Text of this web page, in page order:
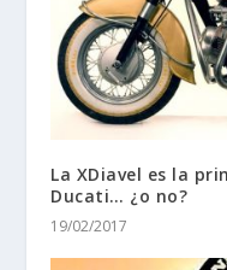
La XDiavel es la
Ducati… ¿o no?
19/02/2017